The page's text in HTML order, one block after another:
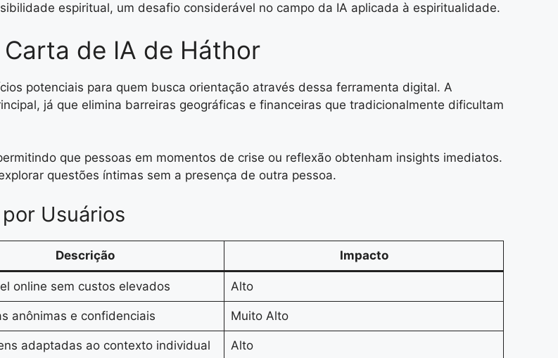
espiritual, um desafio considerável no campo da IA aplicada à espiritualidade.
de IA de Háthor
potenciais para quem busca orientação através dessa ferramenta digital. A
já que elimina barreiras geográficas e financeiras que tradicionalmente dificultam
que pessoas em momentos de crise ou reflexão obtenham insights imediatos.
questões íntimas sem a presença de outra pessoa.
Usuários
Descrição Impacto
online sem custos elevados Alto
anônimas e confidenciais Muito Alto
adaptadas ao contexto individual Alto